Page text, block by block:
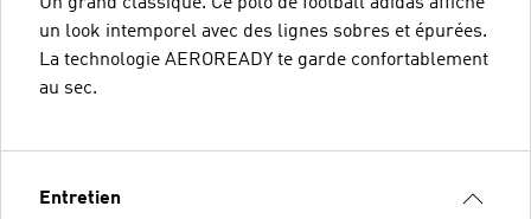
un look intemporel avec des lignes sobres et épurées.
La technologie AEROREADY te garde confortablement
au sec.
Entretien